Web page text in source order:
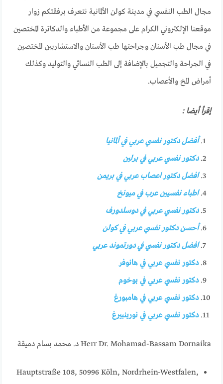
مجال الطب النفسي في مدينة كولن الألمانية نتعرف برفقتكم زوار
موقعنا الإلكتروني الكرام على مجموعة من الأطباء والدكاترة المختصين
في مجال طب الأسنان وجراحتها طب الأسنان والاستشاريين المختصين
في الجراحة والتجميل بالإضافة إلى الطب النسائي والتوليد وكذلك
أمراض المخ والأعصاب.
إقرأ أيضا :
أفضل دكتور نفسي عربي في ألمانيا
دكتور نفسي عربي في برلين
افضل دكتور اعصاب عربي في بريمن
اطباء نفسيين عرب في ميونخ
دكتور نفسي عربي في دوسلدورف
أحسن دكتور نفسي عربي في كولن
افضل دكتور نفسي في دورتموند عربي
دكتور نفسي عربي في هانوفر
دكتور نفسي عربي في بوخوم
دكتور نفسي عربي في هامبورغ
دكتور نفسي عربي في نورينبيرغ
Herr Dr. Mohamad-Bassam Dornaika د. محمد بسام دميقة
Hauptstraße 108, 50996 Köln, Nordrhein-Westfalen,